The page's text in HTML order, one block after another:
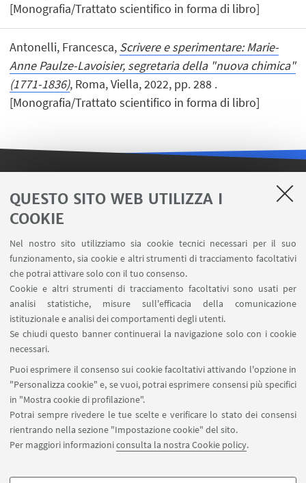
QUESTO SITO WEB UTILIZZA I
COOKIE
Nel nostro sito utilizziamo sia cookie tecnici necessari per il suo
funzionamento, sia cookie e altri strumenti di tracciamento facoltativi
che potrai attivare solo con il tuo consenso.
Cookie e altri strumenti di tracciamento facoltativi sono usati per
analisi statistiche, misure sull'efficacia della comunicazione
istituzionale e analisi dei comportamenti degli utenti.
Se chiudi questo banner continuerai la navigazione solo con i cookie
necessari.
Puoi esprimere il consenso sui cookie facoltativi attivando l'opzione in
"Personalizza cookie" e, se vuoi, potrai esprimere consensi più specifici
in "Mostra cookie di profilazione".
Potrai sempre rivedere le tue scelte e verificare lo stato dei consensi
rientrando nella sezione "Impostazione cookie" del sito.
Per maggiori informazioniconsulta la nostra Cookie policy.
[Monografia/Trattato scientifico in forma di libro]
Antonelli, Francesca, Scrivere e sperimentare: Marie-
Anne Paulze-Lavoisier, segretaria della "nuova chimica"
(1771-1836), Roma, Viella, 2022, pp. 288 .
[Monografia/Trattato scientifico in forma di libro]
LINK UTILI
Area riservata FILO
U-Web Missioni
AlmaEsami
AlmaWifi
Proxy: connessione da remoto
InfoPoint Azzo Gardino
SEGUI UNIBO SU:
APP: